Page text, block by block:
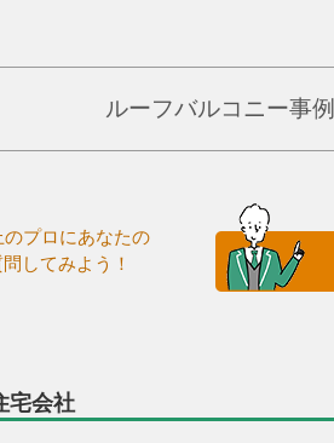
ルーフバルコニー事
プロにあなたの
してみよう！
宅会社